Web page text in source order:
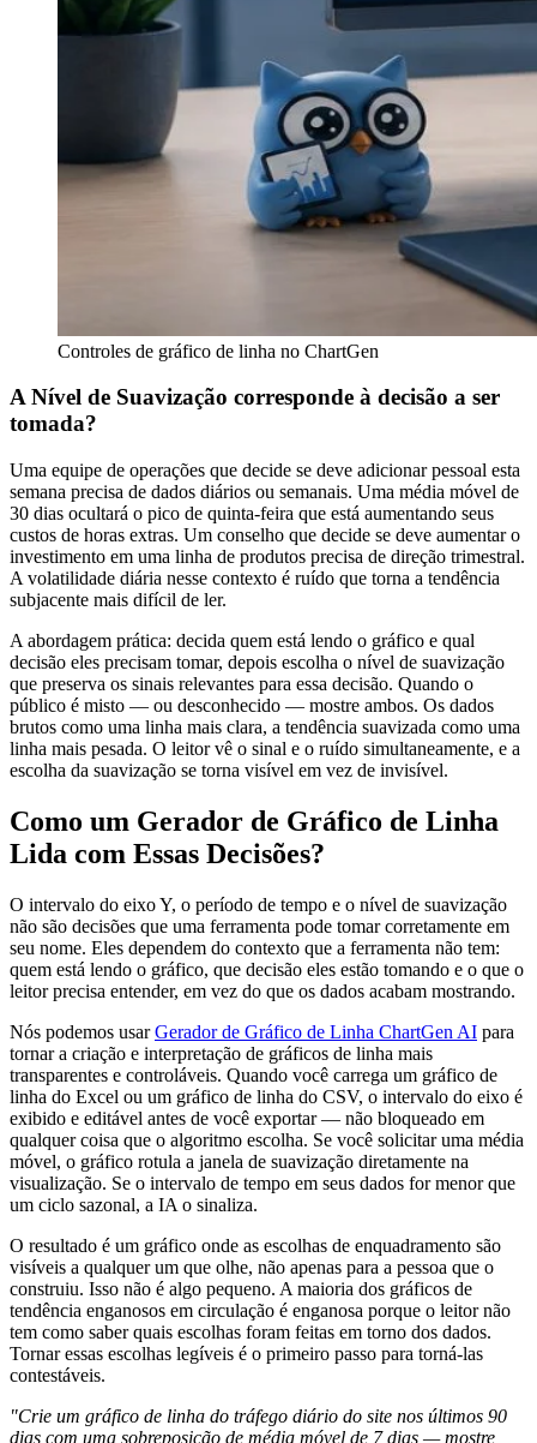
Controles de gráfico de linha no ChartGen
A Nível de Suavização corresponde à decisão a ser
tomada?
Uma equipe de operações que decide se deve adicionar pessoal esta
semana precisa de dados diários ou semanais. Uma média móvel de
30 dias ocultará o pico de quinta-feira que está aumentando seus
custos de horas extras. Um conselho que decide se deve aumentar o
investimento em uma linha de produtos precisa de direção trimestral.
A volatilidade diária nesse contexto é ruído que torna a tendência
subjacente mais difícil de ler.
A abordagem prática: decida quem está lendo o gráfico e qual
decisão eles precisam tomar, depois escolha o nível de suavização
que preserva os sinais relevantes para essa decisão. Quando o
público é misto — ou desconhecido — mostre ambos. Os dados
brutos como uma linha mais clara, a tendência suavizada como uma
linha mais pesada. O leitor vê o sinal e o ruído simultaneamente, e a
escolha da suavização se torna visível em vez de invisível.
Como um Gerador de Gráfico de Linha
Lida com Essas Decisões?
O intervalo do eixo Y, o período de tempo e o nível de suavização
não são decisões que uma ferramenta pode tomar corretamente em
seu nome. Eles dependem do contexto que a ferramenta não tem:
quem está lendo o gráfico, que decisão eles estão tomando e o que o
leitor precisa entender, em vez do que os dados acabam mostrando.
Nós podemos usarGerador de Gráfico de Linha ChartGen AI para
tornar a criação e interpretação de gráficos de linha mais
transparentes e controláveis. Quando você carrega um gráfico de
linha do Excel ou um gráfico de linha do CSV, o intervalo do eixo é
exibido e editável antes de você exportar — não bloqueado em
qualquer coisa que o algoritmo escolha. Se você solicitar uma média
móvel, o gráfico rotula a janela de suavização diretamente na
visualização. Se o intervalo de tempo em seus dados for menor que
um ciclo sazonal, a IA o sinaliza.
O resultado é um gráfico onde as escolhas de enquadramento são
visíveis a qualquer um que olhe, não apenas para a pessoa que o
construiu. Isso não é algo pequeno. A maioria dos gráficos de
tendência enganosos em circulação é enganosa porque o leitor não
tem como saber quais escolhas foram feitas em torno dos dados.
Tornar essas escolhas legíveis é o primeiro passo para torná-las
contestáveis.
"Crie um gráfico de linha do tráfego diário do site nos últimos 90
dias com uma sobreposição de média móvel de 7 dias — mostre